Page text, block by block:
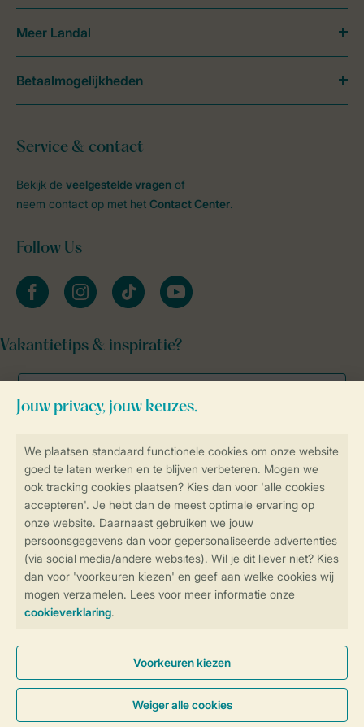
Controle over jouw gegevens &
Instellingen wijzigen
Veilig en snel online boeken
Veilige gegevensoverdracht
Veilige betaling
Service & contact
Bekijk de veelgestelde vragen of
neem contact op met het Contact Center.
Follow Us
facebookinstagramtiktok youtube
Vakantietips & inspiratie?
Meer Landal
Betaalmogelijkheden